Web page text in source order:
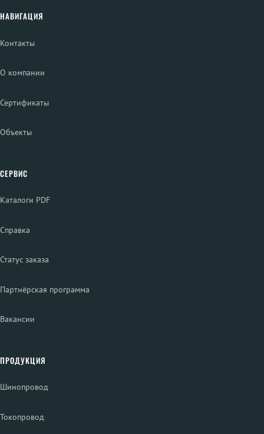
НАВИГАЦИЯ
Контакты
О компании
Сертификаты
Объекты
СЕРВИС
Каталоги PDF
Справка
Статус заказа
Партнёрская программа
Вакансии
ПРОДУКЦИЯ
Шинопровод
Токопровод